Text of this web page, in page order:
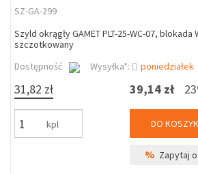
SZ-GA-299
Szyld okrągły GAMET PLT-25-WC-07, blokada
szczotkowany
Dostępność
Wysyłka*: poniedziałek
31,82 zł
kpl
39,14 zł
DO
% Zapytaj